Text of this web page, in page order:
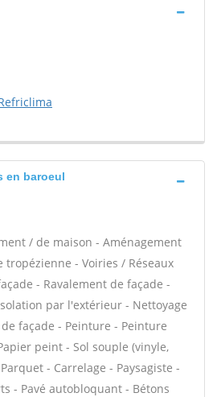
en baroeul
/ de maison - Aménagement
tropézienne - Voiries / Réseaux
- Ravalement de façade -
par l'extérieur - Nettoyage
façade - Peinture - Peinture
peint - Sol souple (vinyle,
- Carrelage - Paysagiste -
- Pavé autobloquant - Bétons